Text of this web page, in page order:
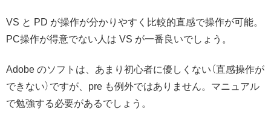
VS と PD が操作が分かりやすく比較的直感で操作が可能。
PC操作が得意でない人は VS が一番良いでしょう。
Adobe のソフトは、あまり初心者に優しくない（直感操作が
できない）ですが、pre も例外ではありません。マニュアル
で勉強する必要があるでしょう。